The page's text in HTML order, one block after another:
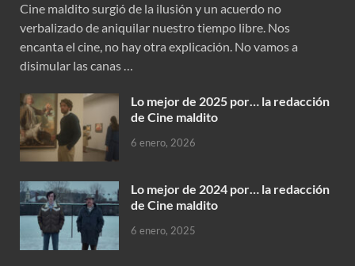
Cine maldito surgió de la ilusión y un acuerdo no
verbalizado de aniquilar nuestro tiempo libre. Nos
encanta el cine, no hay otra explicación. No vamos a
disimular las canas …
Lo mejor de 2025 por… la redacción
de Cine maldito
6 enero, 2026
Lo mejor de 2024 por… la redacción
de Cine maldito
6 enero, 2025